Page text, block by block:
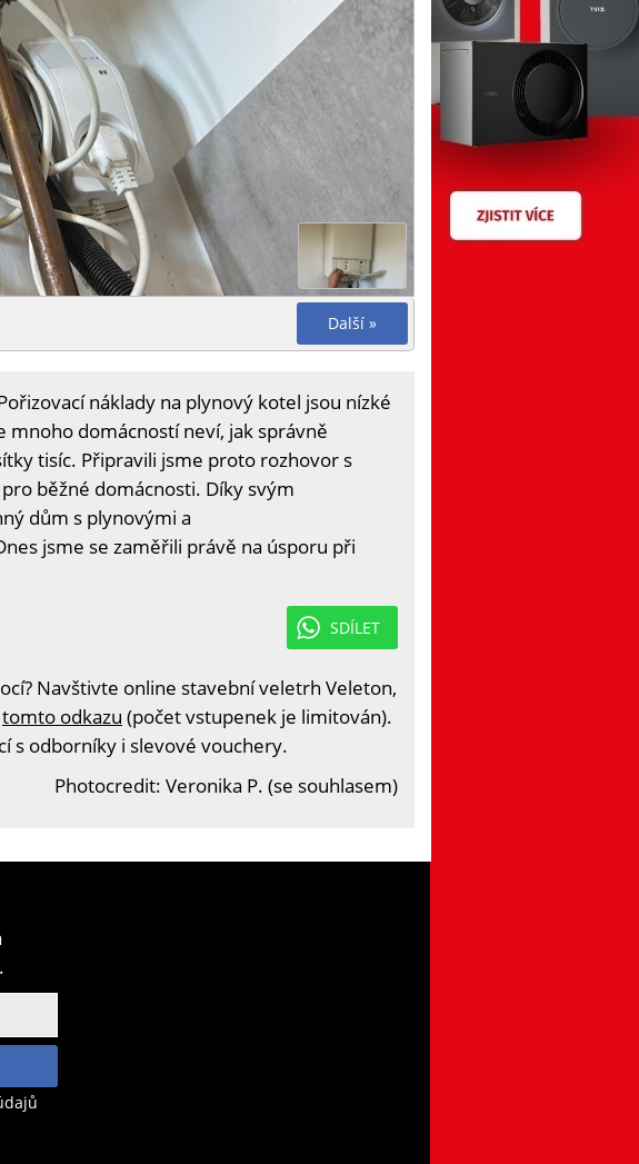
Další »
náklady na plynový kotel jsou nízké
mnoho domácností neví, jak správně
tisíc. Připravili jsme proto rozhovor s
běžné domácnosti. Díky svým
dům s plynovými a
jsme se zaměřili právě na úsporu při
SDÍLET
Navštivte online stavební veletrh Veleton,
tomto odkazu (počet vstupenek je limitován).
s odborníky i slevové vouchery.
Photocredit: Veronika P. (se souhlasem)